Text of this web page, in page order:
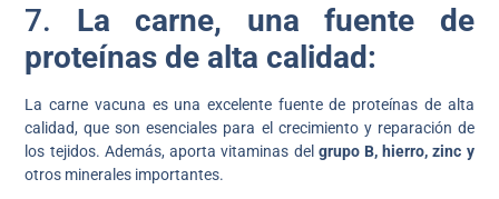
7. La carne, una fuente de
proteínas de alta calidad:
La carne vacuna es una excelente fuente de proteínas de alta
calidad, que son esenciales para el crecimiento y reparación de
los tejidos. Además, aporta vitaminas del grupo B, hierro, zinc y
otros minerales importantes.